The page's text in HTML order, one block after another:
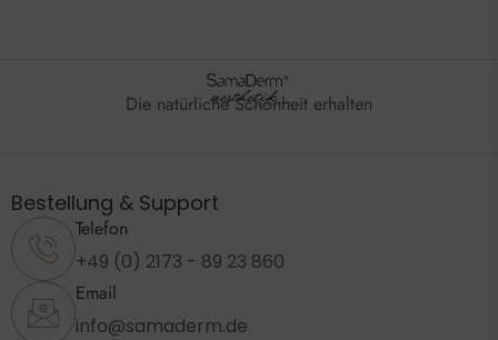
Die natürliche Schönheit erhalten
Bestellung & Support
Telefon
+49 (0) 2173 - 89 23 860
Email
info@samaderm.de